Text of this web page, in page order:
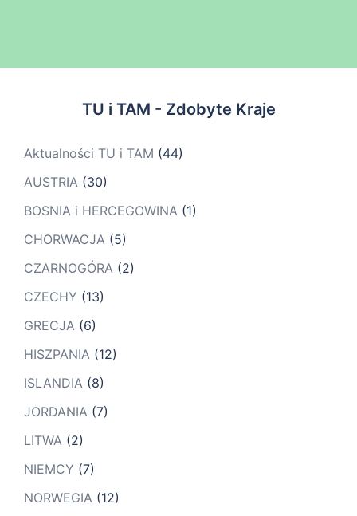
TU i TAM - Zdobyte Kraje
Aktualności TU i TAM (44)
AUSTRIA (30)
BOSNIA i HERCEGOWINA (1)
CHORWACJA (5)
CZARNOGÓRA (2)
CZECHY (13)
GRECJA (6)
HISZPANIA (12)
ISLANDIA (8)
JORDANIA (7)
LITWA (2)
NIEMCY (7)
NORWEGIA (12)